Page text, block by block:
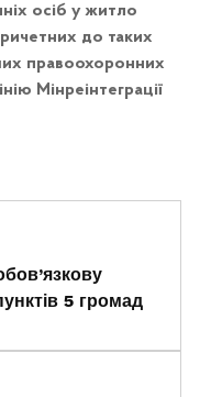
осіб у житло
до таких
правоохоронних
Мінреінтеграції
5 громад